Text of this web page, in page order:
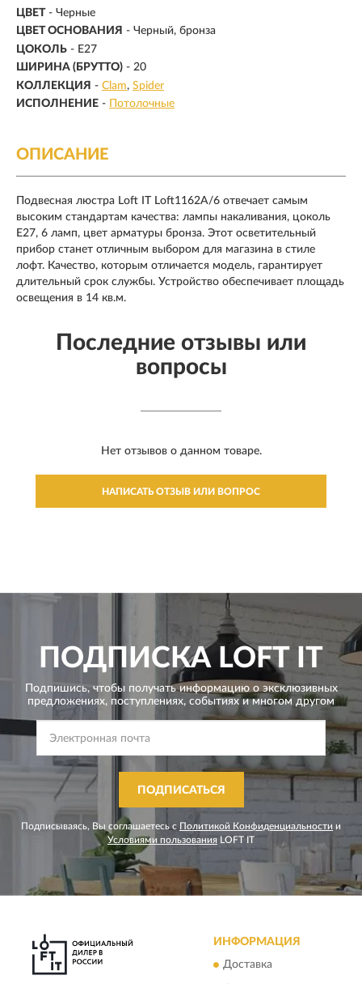
ЦВЕТ - Черные
ЦВЕТ ОСНОВАНИЯ - Черный, бронза
ЦОКОЛЬ - E27
ШИРИНА (БРУТТО) - 20
КОЛЛЕКЦИЯ - Clam Spider
ИСПОЛНЕНИЕ - Потолочные
ОПИСАНИЕ
Подвесная люстра Loft IT Loft1162A/6 отвечает самым
высоким стандартам качества: лампы накаливания, цоколь
E27, 6 ламп, цвет арматуры бронза. Этот осветительный
прибор станет отличным выбором для магазина в стиле
лофт. Качество, которым отличается модель, гарантирует
длительный срок службы. Устройство обеспечивает площадь
освещения в 14 кв.м.
Последние отзывы или
вопросы
Нет отзывов о данном товаре.
НАПИСАТЬ ОТЗЫВ ИЛИ ВОПРОС
ПОДПИСКА LOFT IT
Подпишись, чтобы получать информацию о эксклюзивных
предложениях, поступлениях, событиях и многом другом
ПОДПИСАТЬСЯ
Подписываясь, Вы соглашаетесь с Политикой Конфиденциальности и
Условиями пользования LOFT IT
ИНФОРМАЦИЯ
Доставка